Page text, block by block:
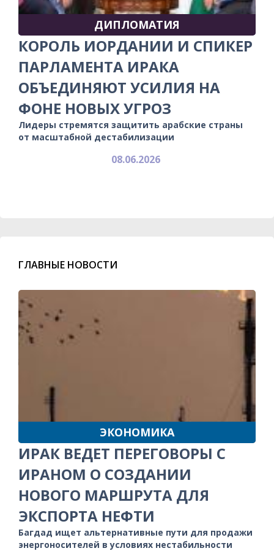
ДИПЛОМАТИЯ
КОРОЛЬ ИОРДАНИИ И СПИКЕР
ПАРЛАМЕНТА ИРАКА
ОБЪЕДИНЯЮТ УСИЛИЯ НА
ФОНЕ НОВЫХ УГРОЗ
Лидеры стремятся защитить арабские страны
от масштабной дестабилизации
08.06.2026
ГЛАВНЫЕ НОВОСТИ
ЭКОНОМИКА
ИРАК ВЕДЕТ ПЕРЕГОВОРЫ С
ИРАНОМ О СОЗДАНИИ
НОВОГО МАРШРУТА ДЛЯ
ЭКСПОРТА НЕФТИ
Багдад ищет альтернативные пути для продажи
энергоносителей в условиях нестабильности